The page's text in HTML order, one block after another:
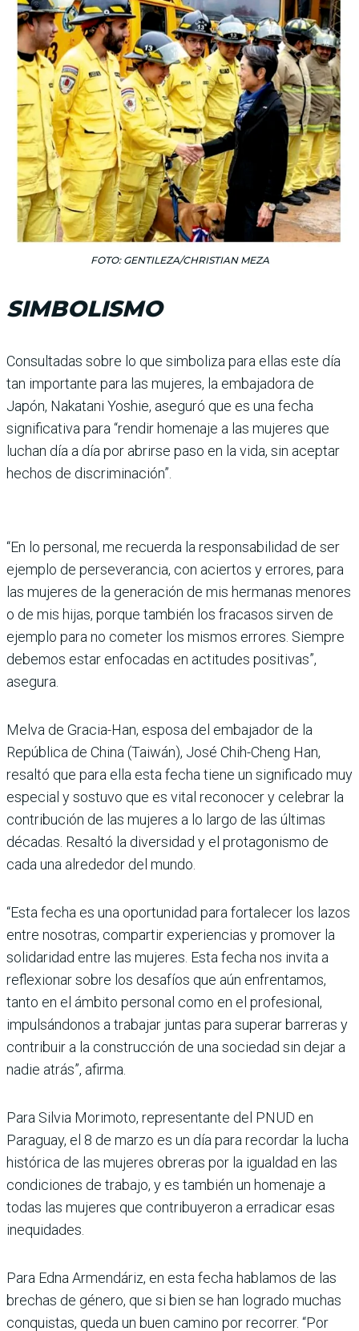
FOTO: GENTILEZA/CHRISTIAN MEZA
SIMBOLISMO
Consultadas sobre lo que simboliza para ellas este día
tan importante para las mujeres, la embajadora de
Japón, Nakatani Yoshie, aseguró que es una fecha
significativa para “rendir homenaje a las mujeres que
luchan día a día por abrirse paso en la vida, sin aceptar
hechos de discriminación”.
“En lo personal, me recuerda la responsabilidad de ser
ejemplo de perseverancia, con aciertos y errores, para
las mujeres de la generación de mis hermanas menores
o de mis hijas, porque también los fracasos sirven de
ejemplo para no cometer los mismos errores. Siempre
debemos estar enfocadas en actitudes positivas”,
asegura.
Melva de Gracia-Han, esposa del embajador de la
República de China (Taiwán), José Chih-Cheng Han,
resaltó que para ella esta fecha tiene un significado muy
especial y sostuvo que es vital reconocer y celebrar la
contribución de las mujeres a lo largo de las últimas
décadas. Resaltó la diversidad y el protagonismo de
cada una alrededor del mundo.
“Esta fecha es una oportunidad para fortalecer los lazos
entre nosotras, compartir experiencias y promover la
solidaridad entre las mujeres. Esta fecha nos invita a
reflexionar sobre los desafíos que aún enfrentamos,
tanto en el ámbito personal como en el profesional,
impulsándonos a trabajar juntas para superar barreras y
contribuir a la construcción de una sociedad sin dejar a
nadie atrás”, afirma.
Para Silvia Morimoto, representante del PNUD en
Paraguay, el 8 de marzo es un día para recordar la lucha
histórica de las mujeres obreras por la igualdad en las
condiciones de trabajo, y es también un homenaje a
todas las mujeres que contribuyeron a erradicar esas
inequidades.
Para Edna Armendáriz, en esta fecha hablamos de las
brechas de género, que si bien se han logrado muchas
conquistas, queda un buen camino por recorrer. “Por